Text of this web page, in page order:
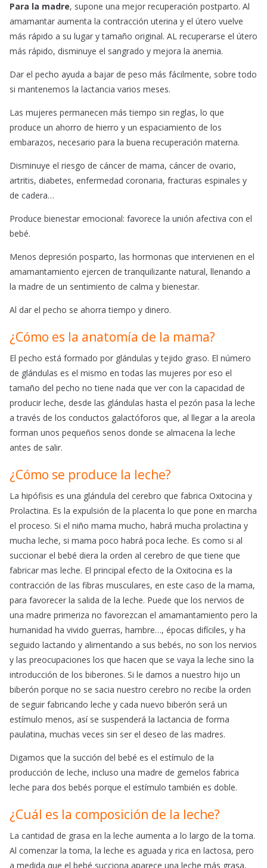
Para la madre, supone una mejor recuperación postparto. Al
amamantar aumenta la contracción uterina y el útero vuelve
más rápido a su lugar y tamaño original. AL recuperarse el útero
más rápido, disminuye el sangrado y mejora la anemia.
Dar el pecho ayuda a bajar de peso más fácilmente, sobre todo
si mantenemos la lactancia varios meses.
Las mujeres permanecen más tiempo sin reglas, lo que
produce un ahorro de hierro y un espaciamiento de los
embarazos, necesario para la buena recuperación materna.
Disminuye el riesgo de cáncer de mama, cáncer de ovario,
artritis, diabetes, enfermedad coronaria, fracturas espinales y
de cadera…
Produce bienestar emocional: favorece la unión afectiva con el
bebé.
Menos depresión posparto, las hormonas que intervienen en el
amamantamiento ejercen de tranquilizante natural, llenando a
la madre de un sentimiento de calma y bienestar.
Al dar el pecho se ahorra tiempo y dinero.
¿Cómo es la anatomía de la mama?
El pecho está formado por glándulas y tejido graso. El número
de glándulas es el mismo en todas las mujeres por eso el
tamaño del pecho no tiene nada que ver con la capacidad de
producir leche, desde las glándulas hasta el pezón pasa la leche
a través de los conductos galactóforos que, al llegar a la areola
forman unos pequeños senos donde se almacena la leche
antes de salir.
¿Cómo se produce la leche?
La hipófisis es una glándula del cerebro que fabrica Oxitocina y
Prolactina. Es la expulsión de la placenta lo que pone en marcha
el proceso. Si el niño mama mucho, habrá mucha prolactina y
mucha leche, si mama poco habrá poca leche. Es como si al
succionar el bebé diera la orden al cerebro de que tiene que
fabricar mas leche. El principal efecto de la Oxitocina es la
contracción de las fibras musculares, en este caso de la mama,
para favorecer la salida de la leche. Puede que los nervios de
una madre primeriza no favorezcan el amamantamiento pero la
humanidad ha vivido guerras, hambre…, épocas difíciles, y ha
seguido lactando y alimentando a sus bebés, no son los nervios
y las preocupaciones los que hacen que se vaya la leche sino la
introducción de los biberones. Si le damos a nuestro hijo un
biberón porque no se sacia nuestro cerebro no recibe la orden
de seguir fabricando leche y cada nuevo biberón será un
estímulo menos, así se suspenderá la lactancia de forma
paulatina, muchas veces sin ser el deseo de las madres.
Digamos que la succión del bebé es el estímulo de la
producción de leche, incluso una madre de gemelos fabrica
leche para dos bebés porque el estímulo también es doble.
¿Cuál es la composición de la leche?
La cantidad de grasa en la leche aumenta a lo largo de la toma.
Al comenzar la toma, la leche es aguada y rica en lactosa, pero
a medida que el bebé succiona aparece una leche más grasa,